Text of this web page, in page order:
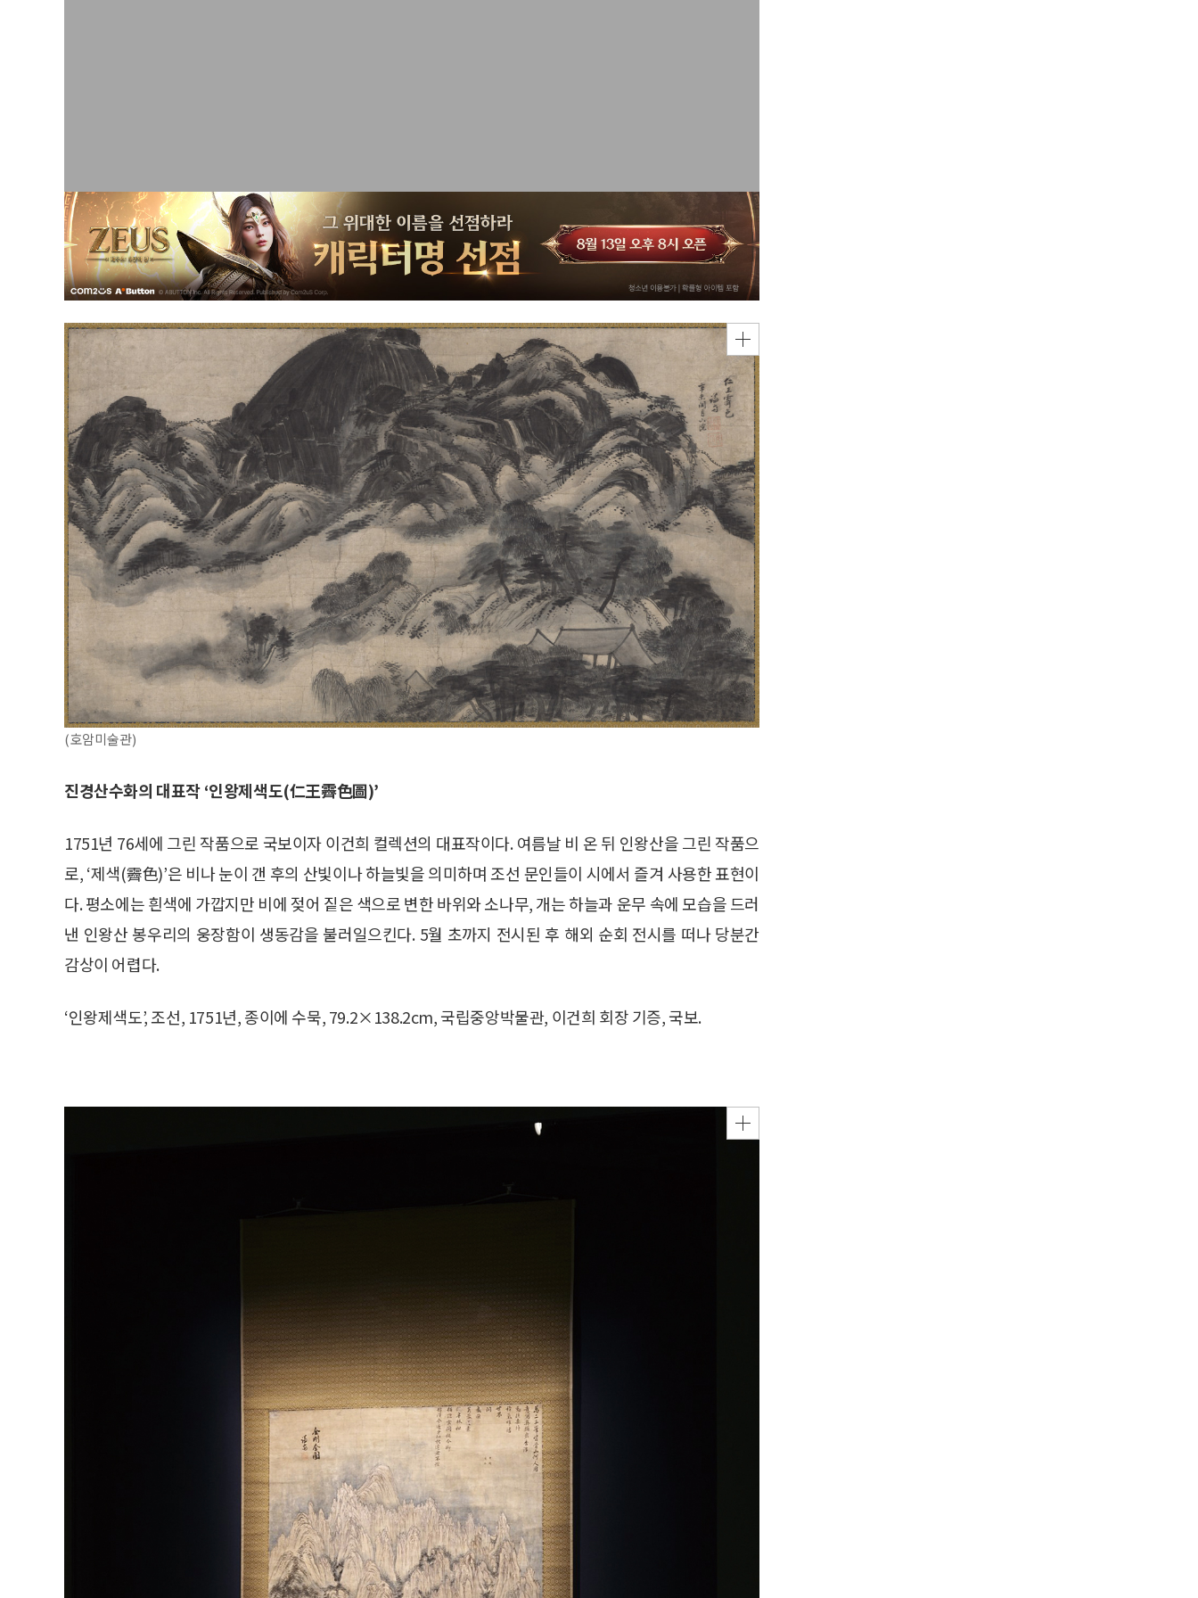
(호암미술관)
진경산수화의 대표작 ‘인왕제색도(仁王霽色圖)’
1751년 76세에 그린 작품으로 국보이자 이건희 컬렉션의 대표작이다. 여름날 비 온 뒤 인왕산을 그린 작품으
로, ‘제색(霽色)’은 비나 눈이 갠 후의 산빛이나 하늘빛을 의미하며 조선 문인들이 시에서 즐겨 사용한 표현이
다. 평소에는 흰색에 가깝지만 비에 젖어 짙은 색으로 변한 바위와 소나무, 개는 하늘과 운무 속에 모습을 드러
낸 인왕산 봉우리의 웅장함이 생동감을 불러일으킨다. 5월 초까지 전시된 후 해외 순회 전시를 떠나 당분간
감상이 어렵다.
‘인왕제색도’, 조선, 1751년, 종이에 수묵, 79.2×138.2cm, 국립중앙박물관, 이건희 회장 기증, 국보.